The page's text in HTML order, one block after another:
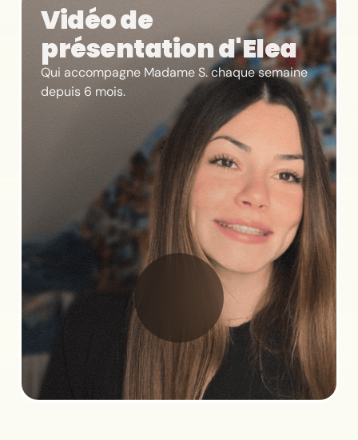
Vidéo de
présentation d'Elea
Qui accompagne Madame S. chaque semaine
depuis 6 mois.